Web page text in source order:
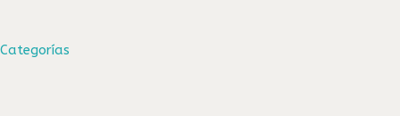
Categorías